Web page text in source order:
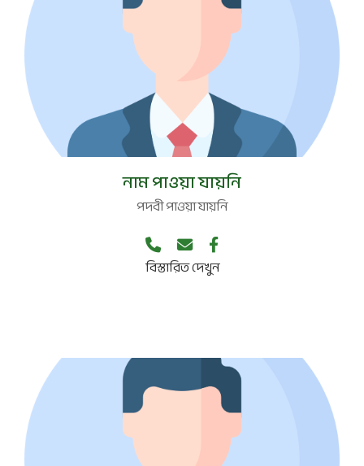
নাম পাওয়া যায়নি
পদবী পাওয়া যায়নি
বিস্তারিত দেখুন